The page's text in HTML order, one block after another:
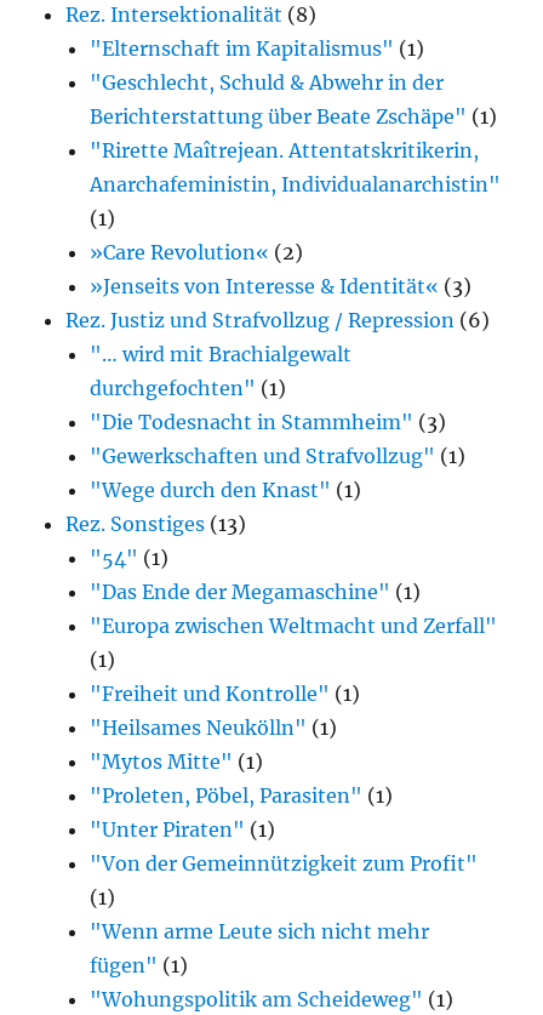
Rez. Intersektionalität (8)
"Elternschaft im Kapitalismus" (1)
"Geschlecht, Schuld & Abwehr in der
Berichterstattung über Beate Zschäpe" (1)
"Rirette Maîtrejean. Attentatskritikerin,
Anarcha­feministin, Individualanarchistin"
(1)
»Care Revolution« (2)
»Jenseits von Interesse & Identität« (3)
Rez. Justiz und Strafvollzug / Repression (6)
"… wird mit Brachialgewalt
durchgefochten" (1)
"Die Todesnacht in Stammheim" (3)
"Gewerkschaften und Strafvollzug" (1)
"Wege durch den Knast" (1)
Rez. Sonstiges (13)
"54" (1)
"Das Ende der Megamaschine" (1)
"Europa zwischen Weltmacht und Zerfall"
(1)
"Freiheit und Kontrolle" (1)
"Heilsames Neukölln" (1)
"Mytos Mitte" (1)
"Proleten, Pöbel, Parasiten" (1)
"Unter Piraten" (1)
"Von der Gemeinnützigkeit zum Profit"
(1)
"Wenn arme Leute sich nicht mehr
fügen" (1)
"Wohungspolitik am Scheideweg" (1)